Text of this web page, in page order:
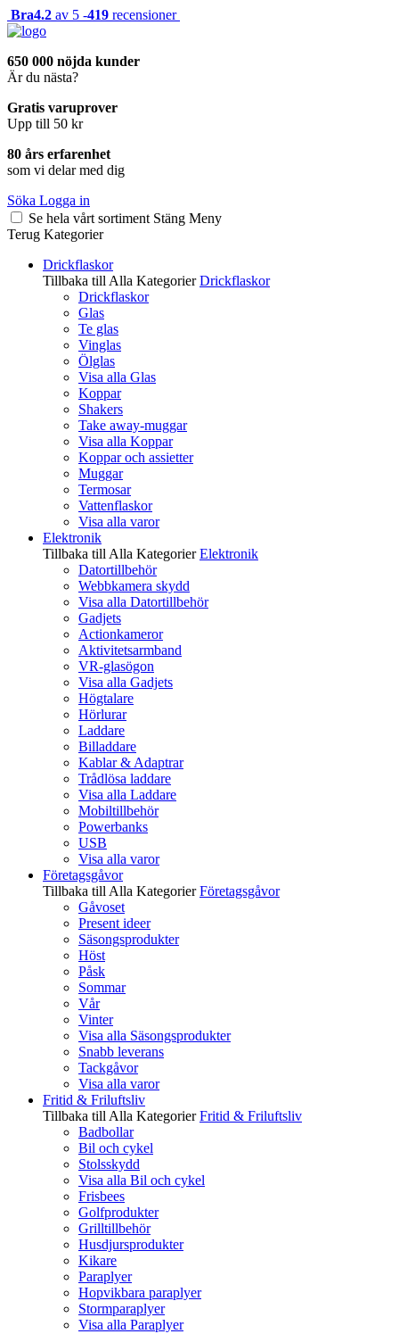
Bra4.2 av 5 -419 recensioner
650 000 nöjda kunder
Är du nästa?
Gratis varuprover
Upp till 50 kr
80 års erfarenhet
som vi delar med dig
Söka Logga in
Se hela vårt sortiment Stäng Meny
Terug Kategorier
Drickflaskor
Tillbaka till Alla Kategorier Drickflaskor
Drickflaskor
Glas
Te glas
Vinglas
Ölglas
Visa alla Glas
Koppar
Shakers
Take away-muggar
Visa alla Koppar
Koppar och assietter
Muggar
Termosar
Vattenflaskor
Visa alla varor
Elektronik
Tillbaka till Alla Kategorier Elektronik
Datortillbehör
Webbkamera skydd
Visa alla Datortillbehör
Gadjets
Actionkameror
Aktivitetsarmband
VR-glasögon
Visa alla Gadjets
Högtalare
Hörlurar
Laddare
Billaddare
Kablar & Adaptrar
Trådlösa laddare
Visa alla Laddare
Mobiltillbehör
Powerbanks
USB
Visa alla varor
Företagsgåvor
Tillbaka till Alla Kategorier Företagsgåvor
Gåvoset
Present ideer
Säsongsprodukter
Höst
Påsk
Sommar
Vår
Vinter
Visa alla Säsongsprodukter
Snabb leverans
Tackgåvor
Visa alla varor
Fritid & Friluftsliv
Tillbaka till Alla Kategorier Fritid & Friluftsliv
Badbollar
Bil och cykel
Stolsskydd
Visa alla Bil och cykel
Frisbees
Golfprodukter
Grilltillbehör
Husdjursprodukter
Kikare
Paraplyer
Hopvikbara paraplyer
Stormparaplyer
Visa alla Paraplyer